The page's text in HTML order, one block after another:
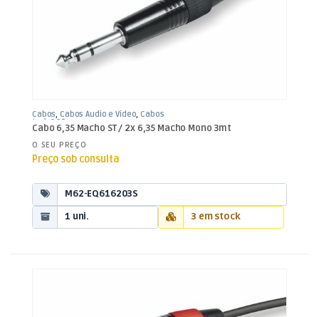
Cabos,Cabos Áudio e Vídeo,Cabos
Jack 6,35mm
Cabo 6,35 Macho ST / 2x 6,35 Macho Mono 3mt
O SEU PREÇO
Preço sob consulta
M62-EQ616203S
1 uni.
3 em stock